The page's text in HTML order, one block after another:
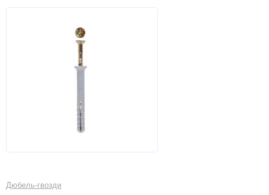
Дюбель-гвозди